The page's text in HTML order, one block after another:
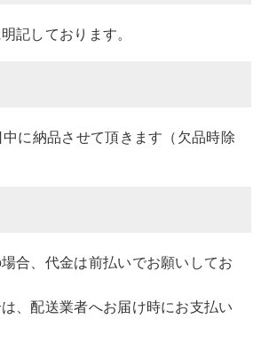
記しております。
に納品させて頂きます（欠品時除
合、代金は前払いでお願いしてお
、配送業者へお届け時にお支払い